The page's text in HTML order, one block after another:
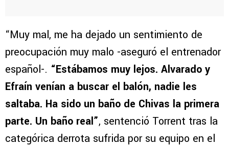
“Muy mal, me ha dejado un sentimiento de
preocupación muy malo -aseguró el entrenador
español-. “Estábamos muy lejos. Alvarado y
Efraín venían a buscar el balón, nadie les
saltaba. Ha sido un baño de Chivas la primera
parte. Un baño real”, sentenció Torrent tras la
categórica derrota sufrida por su equipo en el